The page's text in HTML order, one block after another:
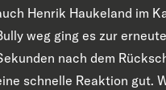
Henrik Haukeland im
weg ging es zur
nach dem
schnelle Reaktion gut.